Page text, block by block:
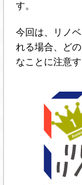
す。
今回は、リノ
れる場合、ど
なことに注意